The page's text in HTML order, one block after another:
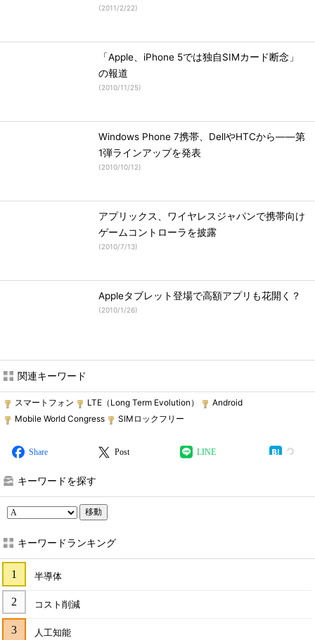
(2011/2/22)
「Apple、iPhone 5では独自SIMカード断念」
の報道
(2010/11/25)
Windows Phone 7携帯、DellやHTCから――第
1弾ラインアップを発表
(2010/10/12)
アプリックス、ワイヤレスジャパンで携帯向け
ゲームコントローラを披露
(2010/7/13)
Appleタブレット登場で高額アプリも花開く？
(2010/1/26)
関連キーワード
スマートフォン LTE（Long Term Evolution）
Android
Mobile World Congress
SIMロックフリー
Share Post LINE
キーワードを探す
移動
キーワードランキング
半導体
コスト削減
人工知能